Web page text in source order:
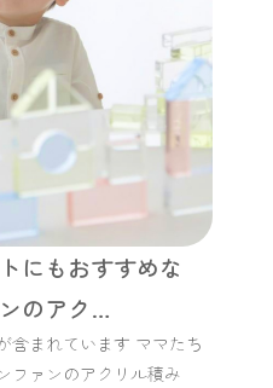
にもおすすめな
のアク…
含まれています ママたち
ファンのアクリル積み